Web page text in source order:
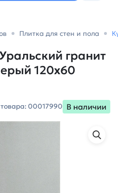
Плитка для стен и пола
гранит
120х60
00017990 В наличии